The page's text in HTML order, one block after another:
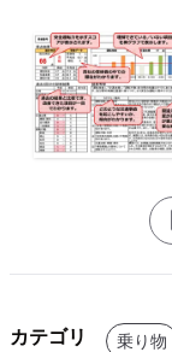
カテゴリ 乗り物